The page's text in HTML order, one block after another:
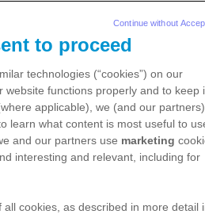
het
to proceed
technologies (“cookies”) on our
website functions properly and to keep
applicable), we (and our partners),
learn what content is most useful to
and our partners use marketing
interesting and relevant, including for
cookies, as described in more detail
Continue without